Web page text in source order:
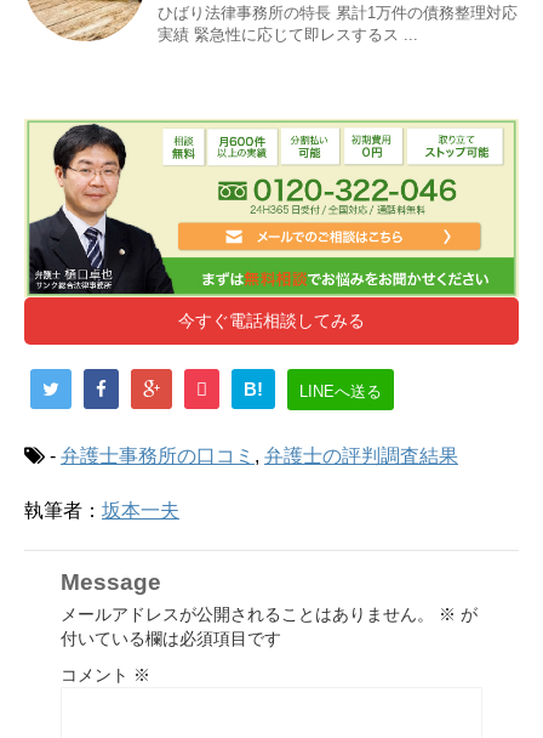
ひばり法律事務所の特長 累計1万件の債務整理対応
実績 緊急性に応じて即レスするス ...
今すぐ電話相談してみる
B! LINEへ送る
- 弁護士事務所の口コミ , 弁護士の評判調査結果
執筆者： 坂本一夫
Message
メールアドレスが公開されることはありません。 ※ が
付いている欄は必須項目です
コメント ※